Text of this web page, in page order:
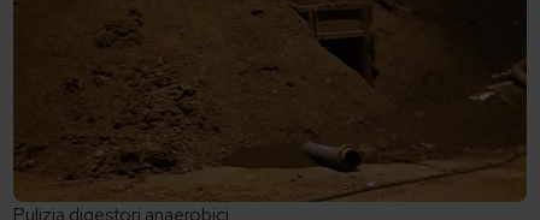
Pulizia digestori anaerobici